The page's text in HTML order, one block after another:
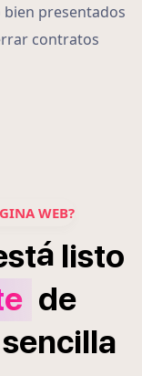
bien presentados
contratos
WEB?
á listo
de
sencilla